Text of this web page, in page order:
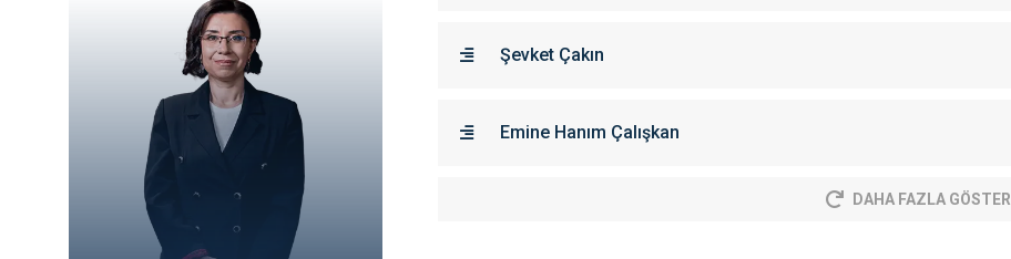
Şevket Çakın
Emine Hanım Çalışkan
DAHA FAZLA GÖSTER